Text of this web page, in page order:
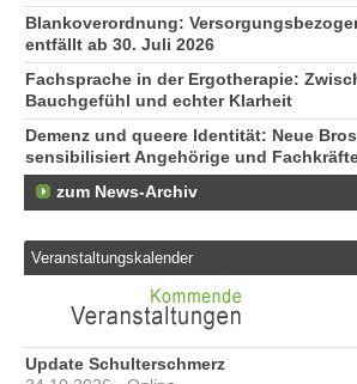
Blankoverordnung:
entfällt ab 30. Juli 2026
Fachsprache in der Ergotherapie:
Bauchgefühl und echter Klarheit
Demenz und queere Identität: Neue
sensibilisiert Angehörige und
zum News-Archiv
Veranstaltungskalender
Update Schulterschmerz